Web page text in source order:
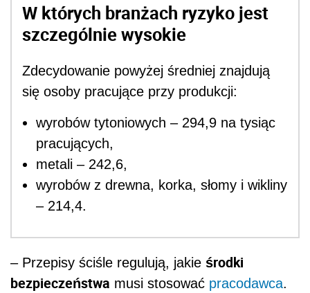
W których branżach ryzyko jest
szczególnie wysokie
Zdecydowanie powyżej średniej znajdują
się osoby pracujące przy produkcji:
wyrobów tytoniowych – 294,9 na tysiąc
pracujących,
metali – 242,6,
wyrobów z drewna, korka, słomy i wikliny
– 214,4.
– Przepisy ściśle regulują, jakie środki
bezpieczeństwa musi stosować pracodawca.